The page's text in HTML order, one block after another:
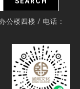
公楼四楼 / 电话：